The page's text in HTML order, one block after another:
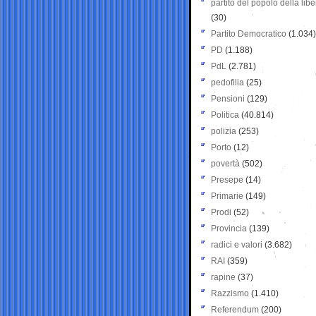
partito del popolo della
(30)
Partito Democratico (1.034)
PD (1.188)
PdL (2.781)
pedofilia (25)
Pensioni (129)
Politica (40.814)
polizia (253)
Porto (12)
povertà (502)
Presepe (14)
Primarie (149)
Prodi (52)
Provincia (139)
radici e valori (3.682)
RAI (359)
rapine (37)
Razzismo (1.410)
Referendum (200)